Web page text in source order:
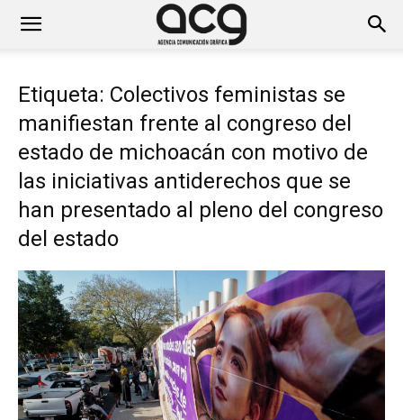
Etiqueta: Colectivos feministas se
manifiestan frente al congreso del
estado de michoacán con motivo de
las iniciativas antiderechos que se
han presentado al pleno del congreso
del estado